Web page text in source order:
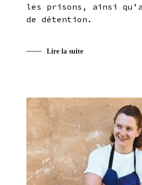
les prisons, ainsi
de détention.
Lire la suite